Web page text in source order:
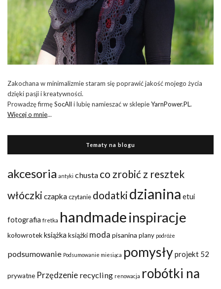
Zakochana w minimalizmie staram się poprawić jakość mojego życia
dzięki pasji i kreatywności.
Prowadzę firmęSocAll i lubię namieszać w sklepieYarnPower.PL.
Więcej o mnie...
Tematy na blogu
akcesoria antyki chusta co zrobić z resztek
włóczki czapka czytanie dodatki dzianina etui
fotografia fretka handmadeinspiracje
kołowrotekksiążka książki moda pisanina plany podróże
podsumowanie Podsumowanie miesiąca pomysłyprojekt 52
prywatne Przędzenie recycling renowacja robótki na